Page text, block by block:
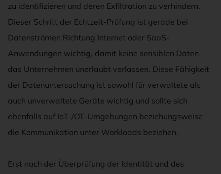
zu identifizieren und deren Exfiltration zu verhindern.
Dieser Schritt der Echtzeit-Prüfung ist gerade bei
Datenströmen Richtung Internet oder SaaS-
Anwendungen wichtig, damit keine sensiblen Daten
das Unternehmen unerlaubt verlassen. Diese Fähigkeit
der Datenuntersuchung ist sowohl für verwaltete als
auch unverwaltete Geräte wichtig und sollte sich
ebenfalls auf IoT-/OT-Umgebungen beziehungsweise
die Kommunikation unter Workloads beziehen.
Erst nach der Überprüfung der Identität und des